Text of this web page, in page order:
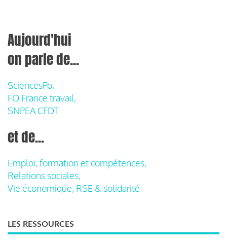
Aujourd'hui
on parle de...
SciencesPo,
FO France travail,
SNPEA CFDT
et de...
Emploi, formation et compétences,
Relations sociales,
Vie économique, RSE & solidarité
LES RESSOURCES